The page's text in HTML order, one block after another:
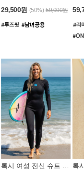
29,500원 (50%) 59,000원